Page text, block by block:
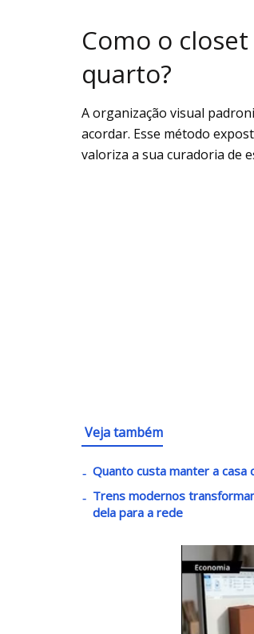
Como o
quarto?
A organização visual
acordar. Esse método
valoriza a sua curadoria de
Veja também
Quanto custa manter a casa
Trens modernos
dela para a rede